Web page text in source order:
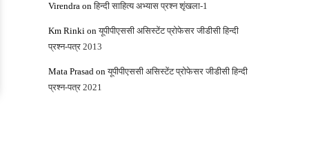
Virendra onहिन्‍दी साहित्‍य अभ्‍यास प्रश्‍न शृंखला-1
Km Rinki onयूपीपीएससी असिस्‍टेंट प्रोफेसर जीडीसी हिन्‍दी
प्रश्‍न-पत्र 2013
Mata Prasad onयूपीपीएससी असिस्‍टेंट प्रोफेसर जीडीसी हिन्‍दी
प्रश्‍न-पत्र 2021